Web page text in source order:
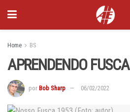
Home BS
APRENDENDO FUSCA
por Bob Sharp 06/02/2022